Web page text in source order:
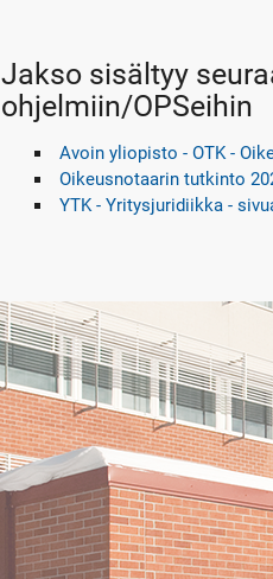
Jakso sisältyy
ohjelmiin/OPSeihin
Avoin yliopisto - OTK -
Oikeusnotaarin tutkinto
YTK - Yritysjuridiikka -